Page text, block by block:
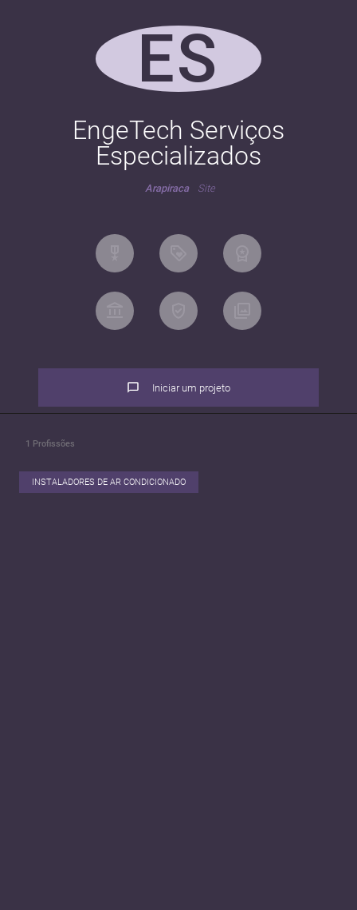
ES
EngeTech Serviços
Especializados
Arapiraca Site
Iniciar um projeto
1 Profissões
INSTALADORES DE AR CONDICIONADO